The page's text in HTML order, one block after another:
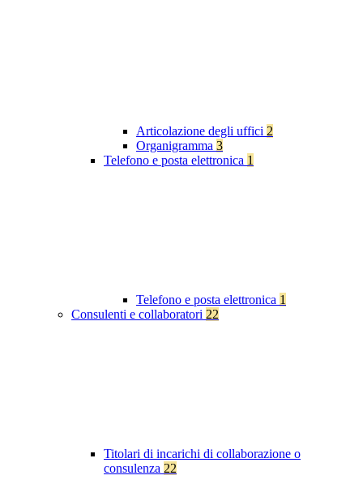
Articolazione degli uffici 2
Organigramma 3
Telefono e posta elettronica 1
Telefono e posta elettronica 1
Consulenti e collaboratori 22
Titolari di incarichi di collaborazione o
consulenza 22